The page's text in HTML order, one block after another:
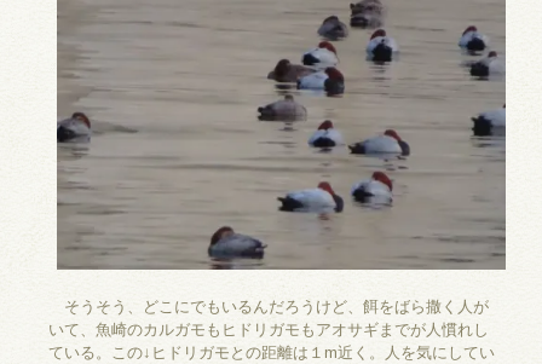
そうそう、どこにでもいるんだろうけど、餌をばら撒く人が
いて、魚崎のカルガモもヒドリガモもアオサギまでが人慣れし
ている。この↓ヒドリガモとの距離は１m近く。人を気にしてい